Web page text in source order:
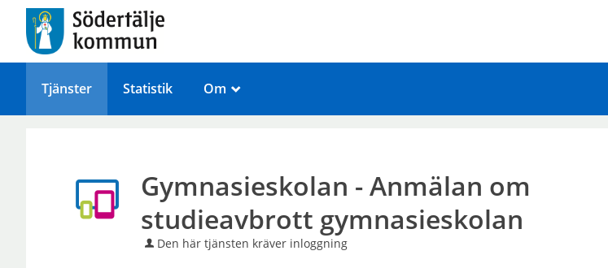
Tjänster Statistik Om _
Gymnasieskolan - Anmälan om
studieavbrott gymnasieskolan
Den här tjänsten kräver inloggning